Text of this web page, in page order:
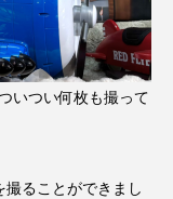
いつい何枚も撮って
ることができまし